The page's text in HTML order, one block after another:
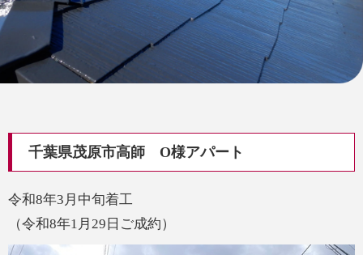
千葉県茂原市高師 O様アパート
令和8年3月中旬着工
（令和8年1月29日ご成約）